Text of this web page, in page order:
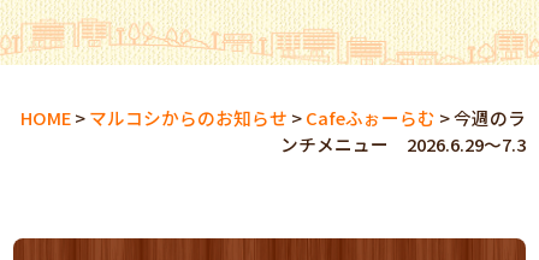
HOME>マルコシからのお知らせ >Cafeふぉーらむ >今週のラ
ンチメニュー 2026.6.29～7.3